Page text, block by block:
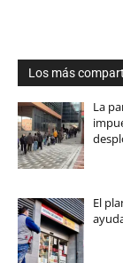
Los más
La
El